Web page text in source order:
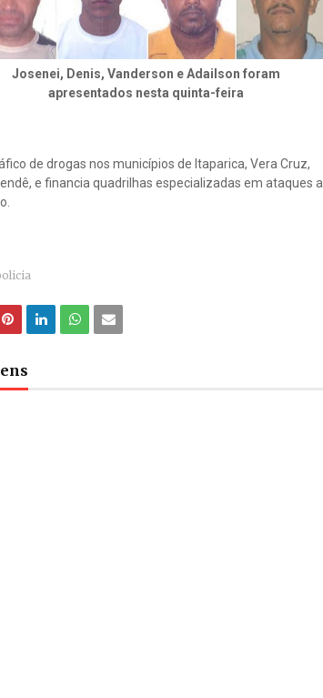
Josenei, Denis, Vanderson e Adailson foram
apresentados nesta quinta-feira
de drogas nos municípios de Itaparica, Vera Cruz,
e financia quadrilhas especializadas em ataques a